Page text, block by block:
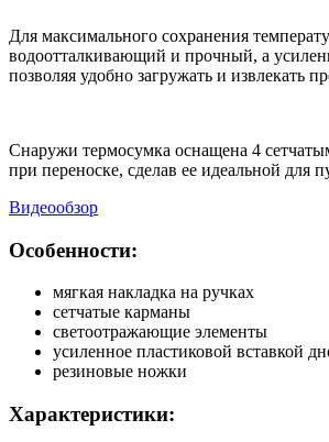
Для максимального сохранения
водоотталкивающий и прочный, а
позволяя удобно загружать и извлекать
Снаружи термосумка оснащена 4
при переноске, сделав ее идеальной для
Видеообзор
Особенности:
мягкая накладка на ручках
сетчатые карманы
светоотражающие элементы
усиленное пластиковой вставкой
резиновые ножки
Характеристики: